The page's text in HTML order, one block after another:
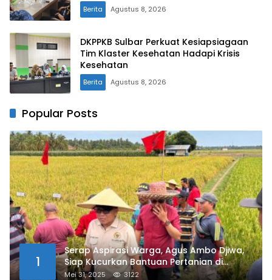
Laut
Berita Agustus 8, 2026
DKPPKB Sulbar Perkuat Kesiapsiagaan
Tim Klaster Kesehatan Hadapi Krisis
Kesehatan
Berita Agustus 8, 2026
Popular Posts
1
Serap Aspirasi Warga, Agus Ambo Djiwa,
Siap Kucurkan Bantuan Pertanian di
Kalukku
Mei 31, 2025 3122